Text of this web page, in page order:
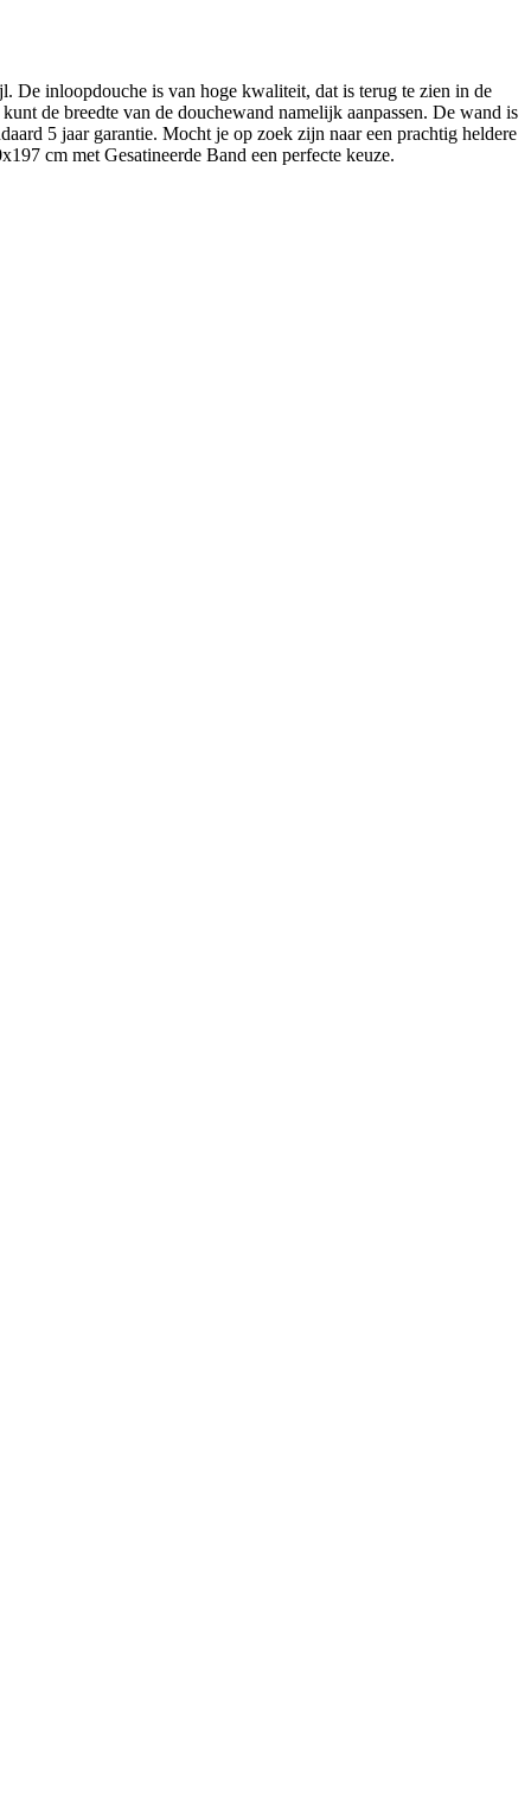
De inloopdouche is van hoge kwaliteit, dat is terug te zien in de
de breedte van de douchewand namelijk aanpassen. De wand is
5 jaar garantie. Mocht je op zoek zijn naar een prachtig heldere
cm met Gesatineerde Band een perfecte keuze.